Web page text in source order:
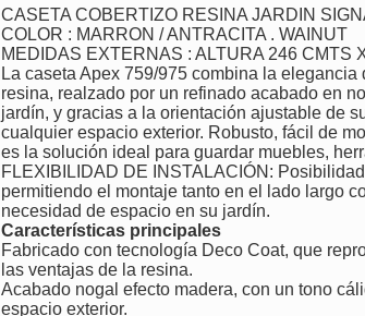
CASETA COBERTIZO RESINA JARDIN
COLOR : MARRON / ANTRACITA . WAINUT
MEDIDAS EXTERNAS : ALTURA 246 CMTS
La caseta Apex 759/975 combina la
resina, realzado por un refinado acabado en
jardín, y gracias a la orientación ajustable de
cualquier espacio exterior. Robusto, fácil de
es la solución ideal para guardar muebles,
FLEXIBILIDAD DE INSTALACIÓN:
permitiendo el montaje tanto en el lado largo
necesidad de espacio en su jardín.
Características principales
Fabricado con tecnología Deco Coat, que
las ventajas de la resina.
Acabado nogal efecto madera, con un tono
espacio exterior.